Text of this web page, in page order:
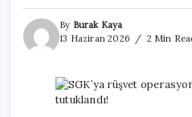
By Burak Kaya
13 Haziran 2026
2 Min